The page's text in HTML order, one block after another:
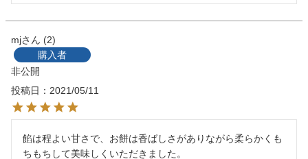
mj
2
購入者
非公開
投稿日
2021/05/11
餡は程よい甘さで、お餅は香ばしさがありながら柔らかくも
ちもちして美味しくいただきました。